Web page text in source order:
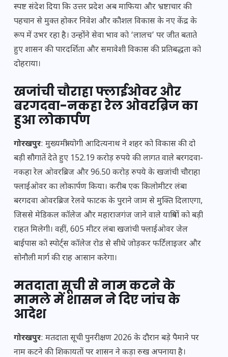
स्पष्ट संदेश दिया कि उत्तर प्रदेश अब माफिया और भ्रष्टाचार की
पहचान से मुक्त होकर निवेश और कौशल विकास के नए केंद्र के
रूप में उभर रहा है। उन्होंने सेवा भाव को ‘लालच’ पर जीत बताते
हुए शासन की पारदर्शिता और समावेशी विकास की प्रतिबद्धता को
दोहराया।
खजांची चौराहा फ्लाईओवर और
बरगदवा-नकहा रेल ओवरब्रिज का
हुआ लोकार्पण
गोरखपुर: मुख्यमंत्री योगी आदित्यनाथ ने शहर को विकास की दो
बड़ी सौगातें देते हुए 152.19 करोड़ रुपये की लागत वाले बरगदवा-
नकहा रेल ओवरब्रिज और 96.50 करोड़ रुपये के खजांची चौराहा
फ्लाईओवर का लोकार्पण किया। करीब एक किलोमीटर लंबा
बरगदवा ओवरब्रिज रेलवे फाटक के पुराने जाम से मुक्ति दिलाएगा,
जिससे मेडिकल कॉलेज और महाराजगंज जाने वाले यात्रियों को बड़ी
राहत मिलेगी। वहीं, 605 मीटर लंबा खजांची फ्लाईओवर जेल
बाईपास को स्पोर्ट्स कॉलेज रोड से सीधे जोड़कर फर्टिलाइजर और
सोनौली मार्ग की राह आसान करेगा।
मतदाता सूची से नाम कटने के
मामले में शासन ने दिए जांच के
आदेश
गोरखपुर: मतदाता सूची पुनरीक्षण 2026 के दौरान बड़े पैमाने पर
नाम कटने की शिकायतों पर शासन ने कड़ा रुख अपनाया है।